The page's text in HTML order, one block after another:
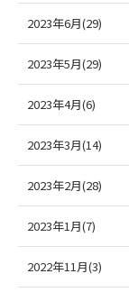
2023年6月(29)
2023年5月(29)
2023年4月(6)
2023年3月(14)
2023年2月(28)
2023年1月(7)
2022年11月(3)